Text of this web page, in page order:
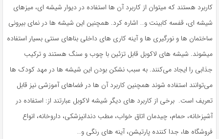
کاربرد هستند که میتوان از کاربرد آن ها استفاده در دیوار شیشه ای، میزهای
شیشه ای، قفسه کابینت و… اشاره کرد. همچنین این شیشه ها در نمای بیرونی
ساختمان ها و نورگیری ها و آینه کاری های داخلی بناهای سنتی بسیار استفاده
میشوند. شیشه های لاکوبل قابل تزئین با چوب و سنگ هستند و ترکیب
جذابی را ایجاد می‌کنند. به سبب نشکن بودن این شیشه ها در مهد کودک ها
می‌توانند استفاده شوند همچنین کاربرد آن ها در فضاهای آموزشی نیز قابل
تعریف است. برخی از کاربرد های دیگر شیشه لاکوبل عبارتند از: استفاده در
آشپزخانه، حمام، چیدمان اتاق خواب، مطب دندانپزشکی، داروخانه، انواع
فروشگاه ها، جدا کننده پارتیشن، آینه های رنگی و…